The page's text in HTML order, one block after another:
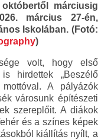
márciusig
március 27-én,
Iskolában. (Fotó:
)
volt, hogy első
hirdettek „Beszélő
A pályázók
városunk építészeti
szereplőit. A diákok
és a színes képek
kiállítás nyílt, a